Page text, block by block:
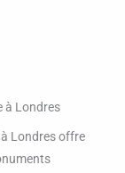
à Londres
à Londres offre